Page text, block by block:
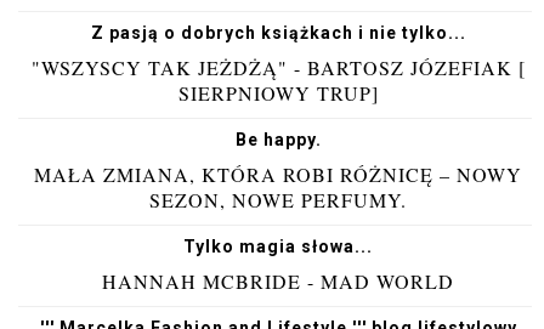
Z pasją o dobrych książkach i nie tylko...
"WSZYSCY TAK JEŻDŻĄ" - BARTOSZ JÓZEFIAK [
SIERPNIOWY TRUP]
Be happy.
MAŁA ZMIANA, KTÓRA ROBI RÓŻNICĘ – NOWY
SEZON, NOWE PERFUMY.
Tylko magia słowa...
HANNAH MCBRIDE - MAD WORLD